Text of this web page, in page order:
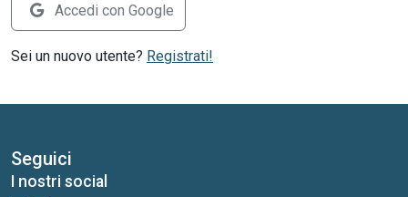
Accedi con Google
Sei un nuovo utente? Registrati!
Seguici
I nostri social